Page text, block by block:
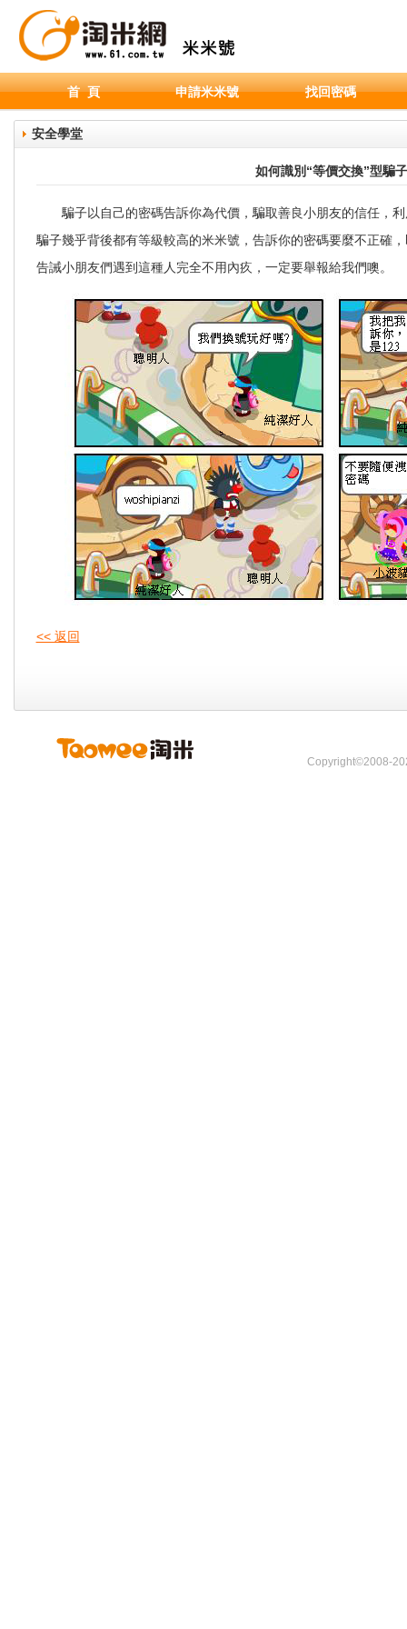
首 頁 申請米米號 找回密碼
安全學堂
如何識別“等價交換”型騙子
騙子以自己的密碼告訴你為代價，騙取善良小朋友的信任，
騙子幾乎背後都有等級較高的米米號，告訴你的密碼要麼不正確
告誡小朋友們遇到這種人完全不用內疚，一定要舉報給我們噢。
<< 返回
Copyright©2008-